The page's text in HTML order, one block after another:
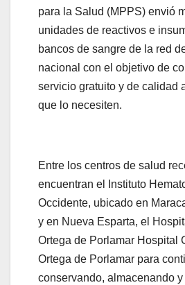
para la Salud (MPPS) envió
unidades de reactivos e
bancos de sangre de la red
nacional con el objetivo de
servicio gratuito y de calidad
que lo necesiten.
Entre los centros de salud
encuentran el Instituto
Occidente, ubicado en
y en Nueva Esparta, el
Ortega de Porlamar Hospital
Ortega de Porlamar para
conservando, almacenando